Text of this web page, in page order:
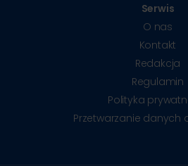
Serwis
O nas
Kontakt
Redakcja
Regulamin
Polityka
Przetwarzanie danych